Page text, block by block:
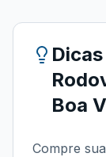
Boa
Compre sua